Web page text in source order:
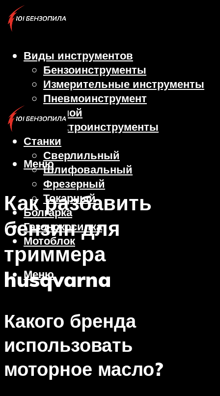
Виды инструментов
Бензоинструменты
Измерительные инструменты
Пневмоинструмент
Ручной
Электроинструменты
Станки
Сверлильный
Шлифовальный
Фрезерный
Токарный
Болгарка
Газонокосилка
Мотоблок
Меню
Меню
Как разбавить
бензин для
триммера
husqvarna
Какого бренда
использовать
моторное масло?